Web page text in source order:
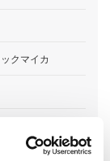
クマイカ